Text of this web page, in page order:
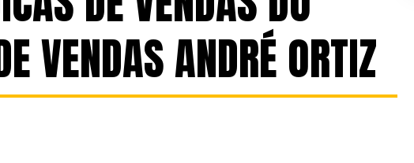
VENDAS ANDRÉ ORTIZ